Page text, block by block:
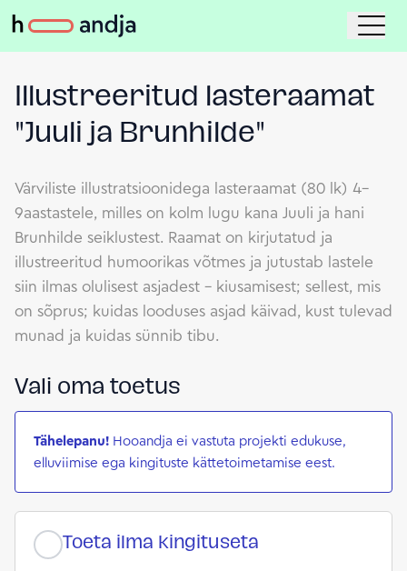
Illustreeritud lasteraamat
"Juuli ja Brunhilde"
Värviliste illustratsioonidega lasteraamat (80 lk) 4–
9aastastele, milles on kolm lugu kana Juuli ja hani
Brunhilde seiklustest. Raamat on kirjutatud ja
illustreeritud humoorikas võtmes ja jutustab lastele
siin ilmas olulisest asjadest – kiusamisest; sellest, mis
on sõprus; kuidas looduses asjad käivad, kust tulevad
munad ja kuidas sünnib tibu.
Vali oma toetus
Tähelepanu! Hooandja ei vastuta projekti edukuse,
elluviimise ega kingituste kättetoimetamise eest.
Toeta ilma kingituseta